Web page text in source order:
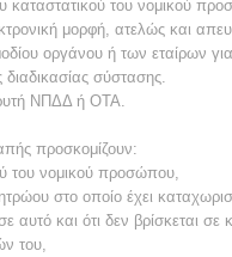
καταστατικού του νομικού
μορφή, ατελώς και
οργάνου ή των εταίρων
σύστασης.
ΝΠΔΔ ή ΟΤΑ.
προσκομίζουν:
του νομικού προσώπου,
στο οποίο έχει
αυτό και ότι δεν βρίσκεται
του,